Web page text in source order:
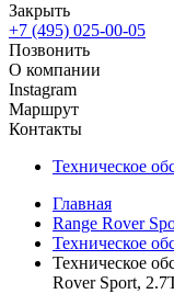
Закрыть
+7 (495) 025-00-05
Позвонить
О компании
Instagram
Маршрут
Контакты
Техническое
Главная
Range Rover
Техническое
Техническое
Rover Sport,